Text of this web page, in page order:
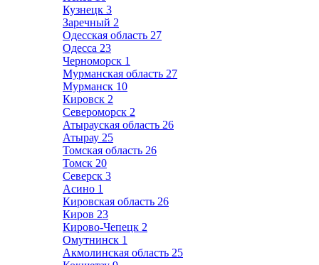
Кузнецк 3
Заречный 2
Одесская область 27
Одесса 23
Черноморск 1
Мурманская область 27
Мурманск 10
Кировск 2
Североморск 2
Атырауская область 26
Атырау 25
Томская область 26
Томск 20
Северск 3
Асино 1
Кировская область 26
Киров 23
Кирово-Чепецк 2
Омутнинск 1
Акмолинская область 25